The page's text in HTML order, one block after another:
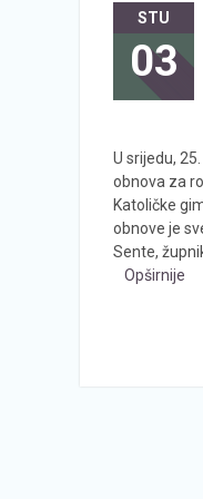
STU
03
U srijedu,
obnova za
Katoličke
obnove je
Sente,
Opširnije